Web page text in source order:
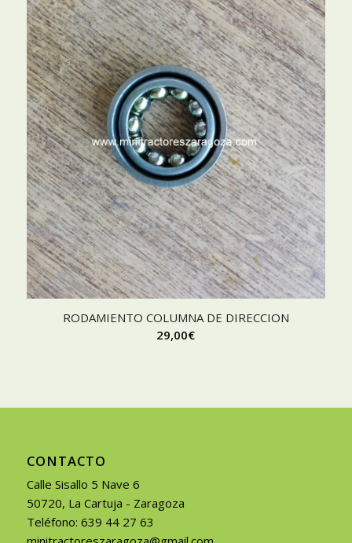
RODAMIENTO COLUMNA DE DIRECCION
29,00€
CONTACTO
Calle Sisallo 5 Nave 6
50720, La Cartuja - Zaragoza
Teléfono: 639 44 27 63